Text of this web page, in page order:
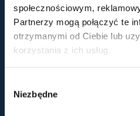
społecznościowym,
Partnerzy mogą połączyć te
otrzymanymi od Ciebie lub
korzystania z ich usług.
zgody
Niezbędne
Dla pacjenta
Dokumentacja medyczna
Standardy ochrony małoletnich